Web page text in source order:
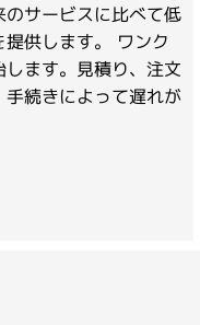
サービスに比べて低
供します。 ワンク
ます。見積り、注文
続きによって遅れが